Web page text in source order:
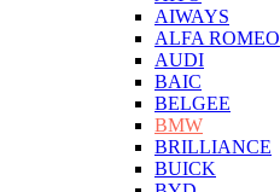
AIWAYS
ALFA ROMEO
AUDI
BAIC
BELGEE
BMW
BRILLIANCE
BUICK